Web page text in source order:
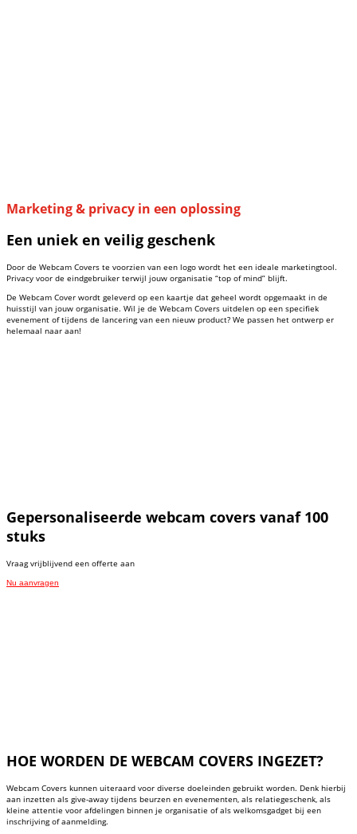
Marketing & privacy in een oplossing
Een uniek en veilig geschenk
Door de Webcam Covers te voorzien van een logo wordt het een ideale marketingtool.
Privacy voor de eindgebruiker terwijl jouw organisatie “top of mind” blijft.
De Webcam Cover wordt geleverd op een kaartje dat geheel wordt opgemaakt in de
huisstijl van jouw organisatie. Wil je de Webcam Covers uitdelen op een specifiek
evenement of tijdens de lancering van een nieuw product? We passen het ontwerp er
helemaal naar aan!
Gepersonaliseerde webcam covers vanaf 100
stuks
Vraag vrijblijvend een offerte aan
Nu aanvragen
HOE WORDEN DE WEBCAM COVERS INGEZET?
Webcam Covers kunnen uiteraard voor diverse doeleinden gebruikt worden. Denk hierbij
aan inzetten als give-away tijdens beurzen en evenementen, als relatiegeschenk, als
kleine attentie voor afdelingen binnen je organisatie of als welkomsgadget bij een
inschrijving of aanmelding.